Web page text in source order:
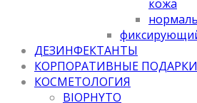
кожа
ДЕЗИНФЕКТАНТЫ
КОРПОРАТИВНЫЕ ПОДАРКИ
КОСМЕТОЛОГИЯ
BIOPHYTO